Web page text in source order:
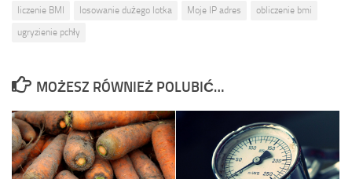
liczenie BMI
losowanie dużego lotka Moje IP adres
obliczenie bmi
ugryzienie pchły
MOŻESZ RÓWNIEŻ POLUBIĆ…